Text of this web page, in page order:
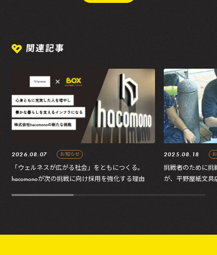
関連記事
2026.08.07 お知らせ
「ウェルネスが広がる社会」をともにつくる。
hacomonoが次の挑戦に向け採用を強化する理由
2025.08.18
挑戦者のために挑
が、平野屋紙文具